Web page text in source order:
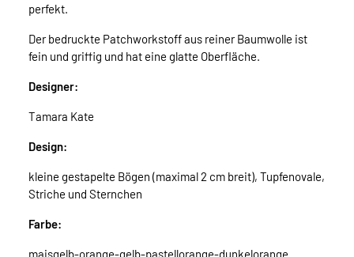
perfekt.
Der bedruckte Patchworkstoff aus reiner Baumwolle ist
fein und griffig und hat eine glatte Oberfläche.
Designer:
Tamara Kate
Design:
kleine gestapelte Bögen (maximal 2 cm breit), Tupfenovale,
Striche und Sternchen
Farbe:
maisgelb-orange-gelb-pastellorange-dunkelorange